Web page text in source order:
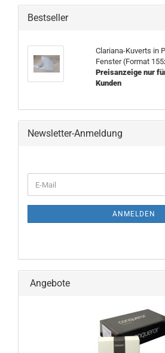
Bestseller
Clariana-Kuverts in
Fenster (Format
Preisanzeige nur
Kunden
Newsletter-Anmeldung
ZUR
E-
Mail
ANMELDEN
Angebote